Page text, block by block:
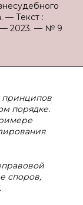
— Текст :
— 2023. — № 9
принципов
порядке.
споров,